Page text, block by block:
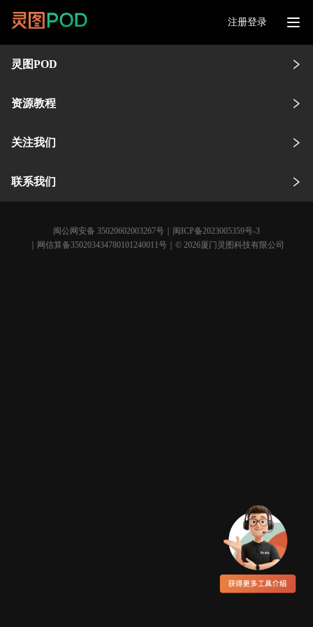
注册登录
灵图POD
资源教程
关注我们
联系我们
闽公网安备 35020602003267号
闽ICP备2023005359号-3
｜网信算备350203434780101240011号｜© 2026厦门灵图科技有限公司